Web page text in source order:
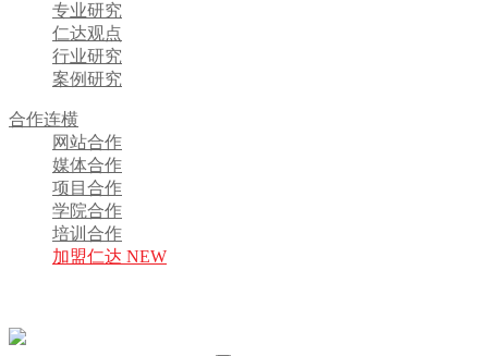
专业研究
仁达观点
行业研究
案例研究
合作连横
网站合作
媒体合作
项目合作
学院合作
培训合作
加盟仁达 NEW